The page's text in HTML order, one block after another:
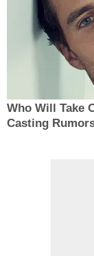
Who Will Take
Casting